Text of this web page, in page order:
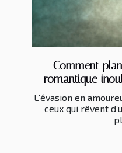
Comment
romantique
L'évasion en
ceux qui rêvent